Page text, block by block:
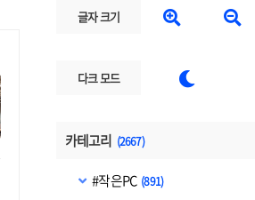
글자 크기  
다크 모드 
카테고리 (2667)
#작은PC (891)